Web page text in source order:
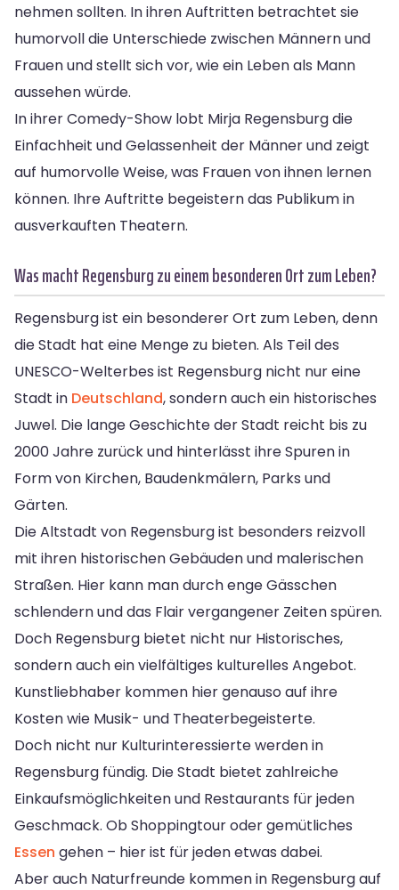
nehmen sollten. In ihren Auftritten betrachtet sie
humorvoll die Unterschiede zwischen Männern und
Frauen und stellt sich vor, wie ein Leben als Mann
aussehen würde.
In ihrer Comedy-Show lobt Mirja Regensburg die
Einfachheit und Gelassenheit der Männer und zeigt
auf humorvolle Weise, was Frauen von ihnen lernen
können. Ihre Auftritte begeistern das Publikum in
ausverkauften Theatern.
Was macht Regensburg zu einem besonderen Ort zum Leben?
Regensburg ist ein besonderer Ort zum Leben, denn
die Stadt hat eine Menge zu bieten. Als Teil des
UNESCO-Welterbes ist Regensburg nicht nur eine
Stadt in Deutschland, sondern auch ein historisches
Juwel. Die lange Geschichte der Stadt reicht bis zu
2000 Jahre zurück und hinterlässt ihre Spuren in
Form von Kirchen, Baudenkmälern, Parks und
Gärten.
Die Altstadt von Regensburg ist besonders reizvoll
mit ihren historischen Gebäuden und malerischen
Straßen. Hier kann man durch enge Gässchen
schlendern und das Flair vergangener Zeiten spüren.
Doch Regensburg bietet nicht nur Historisches,
sondern auch ein vielfältiges kulturelles Angebot.
Kunstliebhaber kommen hier genauso auf ihre
Kosten wie Musik- und Theaterbegeisterte.
Doch nicht nur Kulturinteressierte werden in
Regensburg fündig. Die Stadt bietet zahlreiche
Einkaufsmöglichkeiten und Restaurants für jeden
Geschmack. Ob Shoppingtour oder gemütliches
Essen gehen – hier ist für jeden etwas dabei.
Aber auch Naturfreunde kommen in Regensburg auf